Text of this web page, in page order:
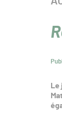
Le